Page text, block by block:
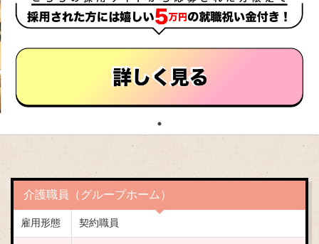
介護職員（グループホーム）
雇用形態 契約職員